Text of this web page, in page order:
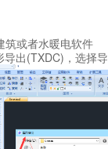
筑或者水暖电软件
出(TXDC)，选择